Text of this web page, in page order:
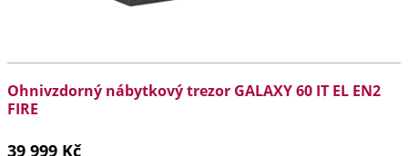
Ohnivzdorný nábytkový trezor GALAXY 60 IT EL EN2
FIRE
39 999 Kč